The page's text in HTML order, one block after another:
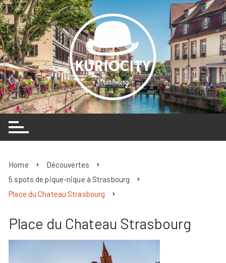
Skip
to
content
Home
Découvertes
5 spots de pique-nique à Strasbourg
Place du Chateau Strasbourg
Place du Chateau Strasbourg